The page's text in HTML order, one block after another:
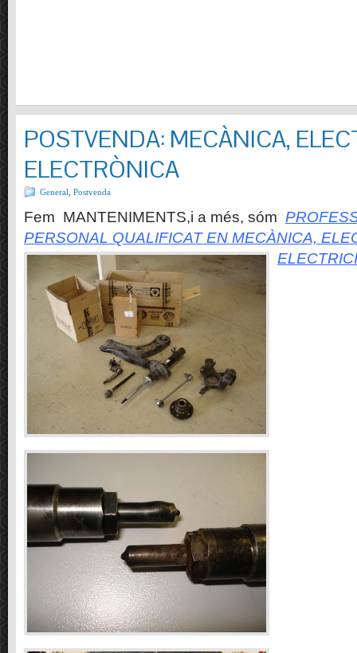
POSTVENDA: MECÀNICA,
ELECTRÒNICA
General Postvenda
Fem MANTENIMENTS,i a més, sóm
PERSONAL QUALIFICAT EN MECÀNICA,